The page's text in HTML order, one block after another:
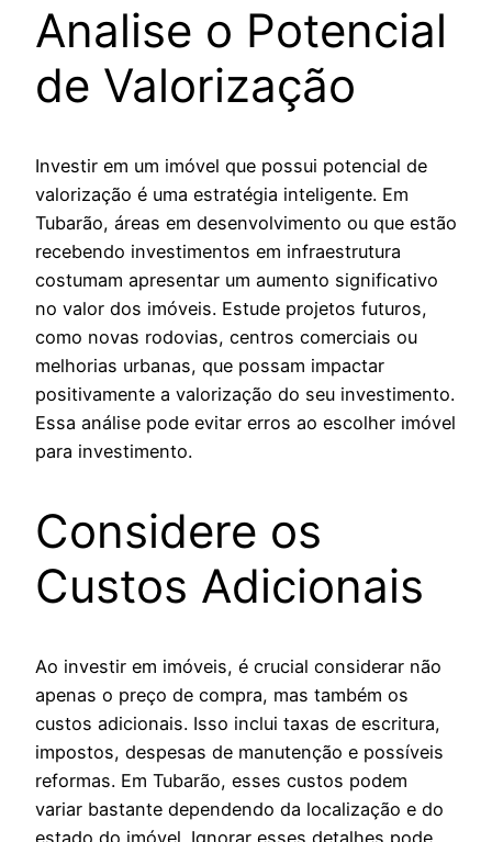
Analise o Potencial
de Valorização
Investir em um imóvel que possui potencial de
valorização é uma estratégia inteligente. Em
Tubarão, áreas em desenvolvimento ou que estão
recebendo investimentos em infraestrutura
costumam apresentar um aumento significativo
no valor dos imóveis. Estude projetos futuros,
como novas rodovias, centros comerciais ou
melhorias urbanas, que possam impactar
positivamente a valorização do seu investimento.
Essa análise pode evitar erros ao escolher imóvel
para investimento.
Considere os
Custos Adicionais
Ao investir em imóveis, é crucial considerar não
apenas o preço de compra, mas também os
custos adicionais. Isso inclui taxas de escritura,
impostos, despesas de manutenção e possíveis
reformas. Em Tubarão, esses custos podem
variar bastante dependendo da localização e do
estado do imóvel. Ignorar esses detalhes pode